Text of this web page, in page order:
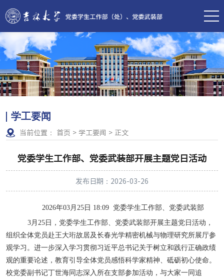
学工要闻
当前位置： 首页 > 学工要闻 > 正文
党委学生工作部、党委武装部开展主题党日活动
发布日期：2026-03-26
2026年03月 25日 18:09 党委学生工作部、党委武装部
3月 25 日，党委学生工作部、党委武装部开展主题党日活动，
组织全体党员赴王大珩故居及长春光学精密机械与物理研究所展厅参
观学习。进一步深入学习贯彻习近平总书记关于树立和践行正确政绩
观的重要论述，教育引导全体党员感悟科学家精神、砥砺初心使命。
校党委副书记丁世海同志深入所在支部参加活动，与大家一同追